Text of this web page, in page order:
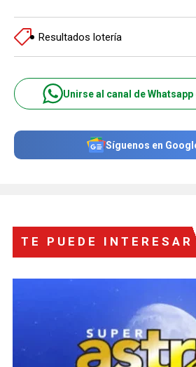
Resultados lotería
Unirse al canal de Whatsapp
Síguenos en
TE PUEDE INTERESAR